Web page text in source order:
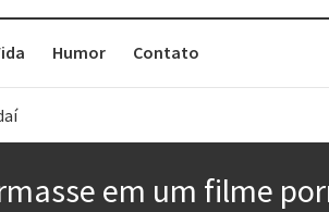
Humor Contato
o segredo do sucessoem um filme